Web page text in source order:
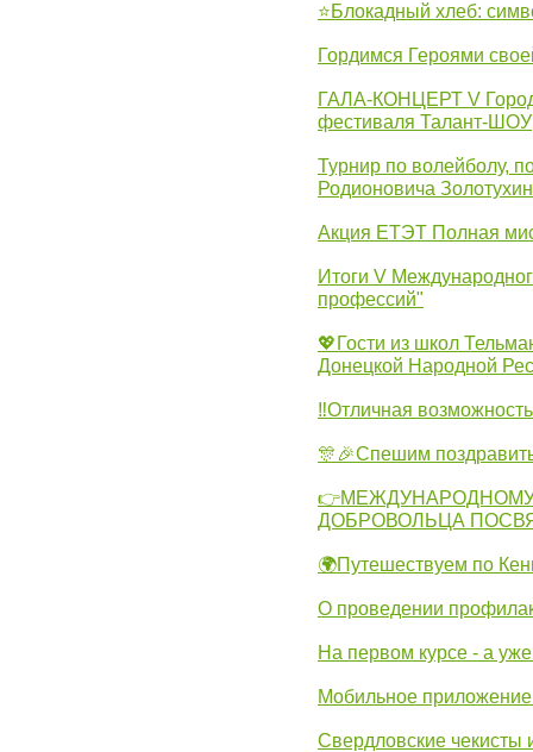
⭐Блокадный хлеб:
Гордимся Героями
ГАЛА-КОНЦЕРТ V
фестиваля Талант-ШОУ
Турнир по волейболу,
Родионовича
Акция ЕТЭТ Полная
Итоги V
профессий"
💖Гости из школ
Донецкой Народной
‼Отличная
🎊🎉Спешим
ДОБРОВОЛЬЦА
🌍Путешествуем по
О проведении
На первом курсе - а
Мобильное
Свердловские